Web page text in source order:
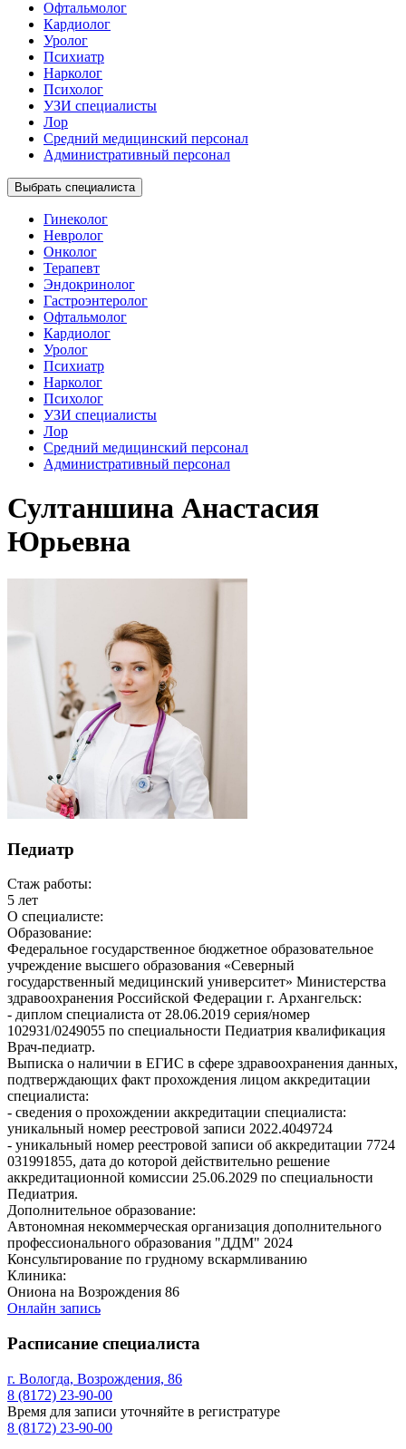
Офтальмолог
Кардиолог
Уролог
Психиатр
Нарколог
Психолог
УЗИ специалисты
Лор
Средний медицинский персонал
Административный персонал
Выбрать специалиста
Гинеколог
Невролог
Онколог
Терапевт
Эндокринолог
Гастроэнтеролог
Офтальмолог
Кардиолог
Уролог
Психиатр
Нарколог
Психолог
УЗИ специалисты
Лор
Средний медицинский персонал
Административный персонал
Султаншина Анастасия
Юрьевна
Педиатр
Стаж работы:
5 лет
О специалисте:
Образование:
Федеральное государственное бюджетное образовательное
учреждение высшего образования «Северный
государственный медицинский университет» Министерства
здравоохранения Российской Федерации г. Архангельск:
- диплом специалиста от 28.06.2019 серия/номер
102931/0249055 по специальности Педиатрия квалификация
Врач-педиатр.
Выписка о наличии в ЕГИС в сфере здравоохранения данных,
подтверждающих факт прохождения лицом аккредитации
специалиста:
- сведения о прохождении аккредитации специалиста:
уникальный номер реестровой записи 2022.4049724
- уникальный номер реестровой записи об аккредитации 7724
031991855, дата до которой действительно решение
аккредитационной комиссии 25.06.2029 по специальности
Педиатрия.
Дополнительное образование:
Автономная некоммерческая организация дополнительного
профессионального образования "ДДМ" 2024
Консультирование по грудному вскармливанию
Клиника:
Ониона на Возрождения 86
Онлайн запись
Расписание специалиста
г. Вологда, Возрождения, 86
8 (8172) 23-90-00
Время для записи уточняйте в регистратуре
8 (8172) 23-90-00